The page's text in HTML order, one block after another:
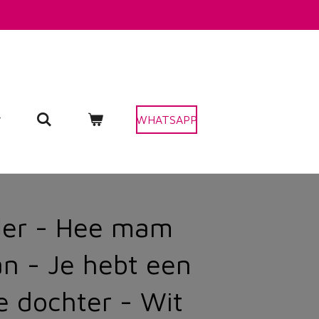
WHATSAPP
- Hee mam
- Je hebt een
dochter - Wit